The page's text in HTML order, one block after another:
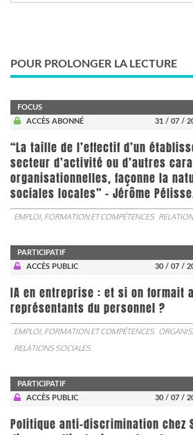
POUR PROLONGER LA LECTURE
FOCUS
ACCÈS ABONNÉ
31 / 07 /
“La taille de l’effectif d’un
secteur d’activité ou d’autres
organisationnelles, façonne la
sociales locales” - Jérôme
EMPLOI, FORMATION ET COMPÉTENCES
PARTICIPATIF
ACCÈS PUBLIC
30 / 07 /
IA en entreprise : et si on formait
représentants du personnel ?
EMPLOI, FORMATION ET COMPÉTENCES
RELATIONS SOCIALES
PARTICIPATIF
ACCÈS PUBLIC
30 / 07 /
Politique anti-discrimination chez